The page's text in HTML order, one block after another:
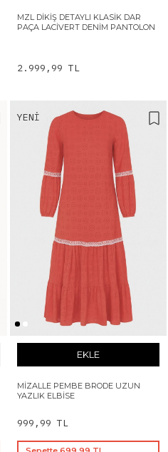
MZL DIKIŞ DETAYLI KLASIK DAR
PAÇA LACIVERT DENIM PANTOLON
2.999,99 TL
YENI
EKLE
MIZALLE PEMBE BRODE UZUN
YAZLIK ELBISE
999,99 TL